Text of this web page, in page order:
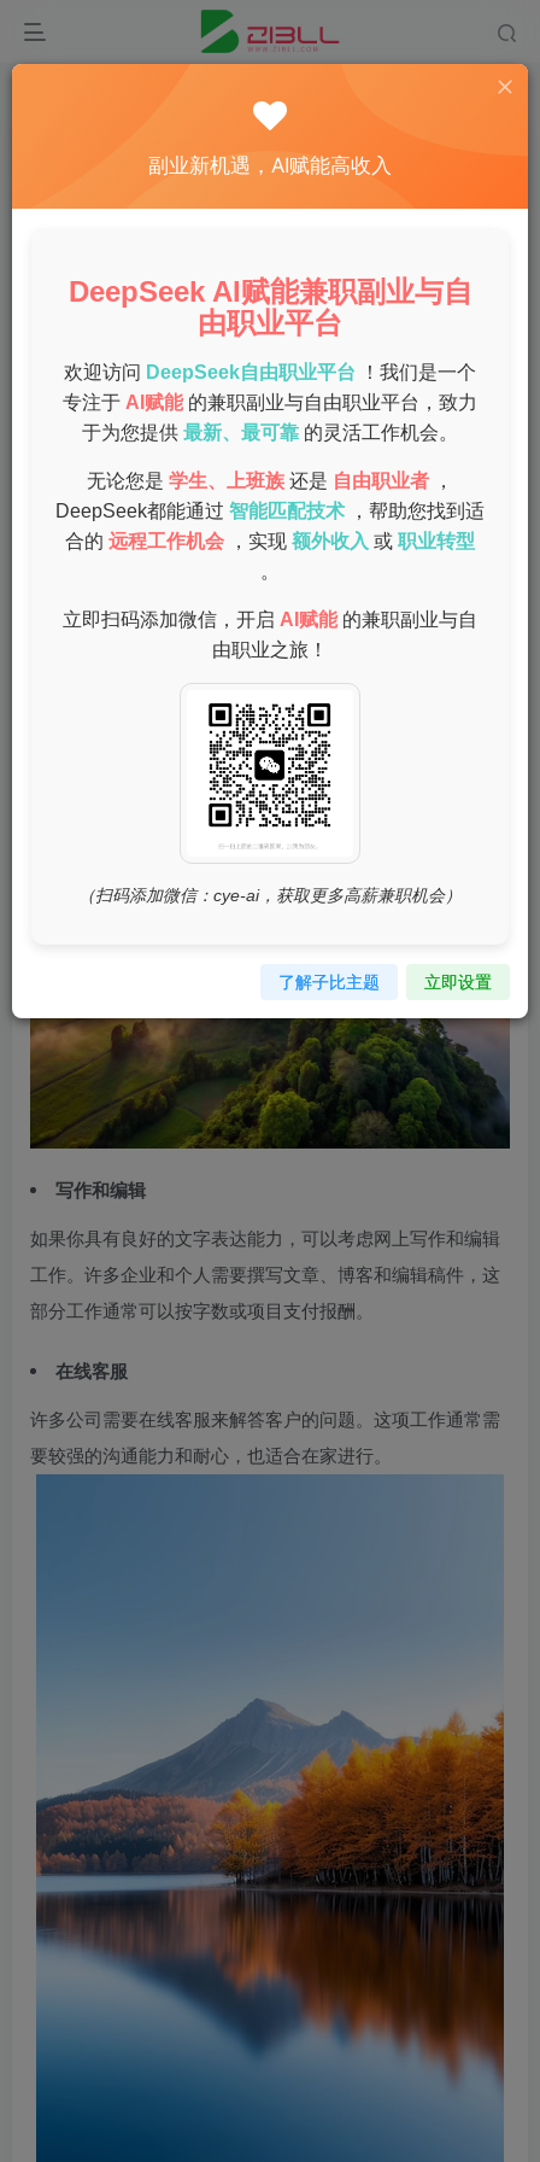
在家网上兼职赚钱日结，轻松实现每日收入！
关注 私信
随着互联网的发展，越来越多的人开始选择在家进行网上兼
职，尤其是一些日结的工作。这种方式不仅灵活，还能有效
增加收入。本文将为你介绍一些适合在家的网上兼职机会，
以及如何选择靠谱的兼职项目。
适合在家的网上兼职类型
在线问卷调查
通过参与在线问卷调查，您可以帮助品牌收集消费者意见，
同时获得一定的报酬。大部分调查在30分钟内完成，支付方
式灵活，适合闲暇时间参与。
写作和编辑
如果你具有良好的文字表达能力，可以考虑网上写作和编辑
工作。许多企业和个人需要撰写文章、博客和编辑稿件，这
部分工作通常可以按字数或项目支付报酬。
在线客服
许多公司需要在线客服来解答客户的问题。这项工作通常需
要较强的沟通能力和耐心，也适合在家进行。
副业新机遇，AI赋能高收入
DeepSeek AI赋能兼职副业与自
由职业平台
欢迎访问 DeepSeek自由职业平台
！我们是一个
专注于 AI赋能 的兼职副业与自由职业平台，致力
于为您提供 最新、最可靠 的灵活工作机会。
无论您是 学生、上班族 还是 自由职业者
，
DeepSeek都能通过 智能匹配技术
，帮助您找到适
合的 远程工作机会 ，实现 额外收入 或 职业转型
。
立即扫码添加微信，开启 AI赋能 的兼职副业与自
由职业之旅！
（扫码添加微信：cye-ai，获取更多高薪兼职机会）
了解子比主题 立即设置